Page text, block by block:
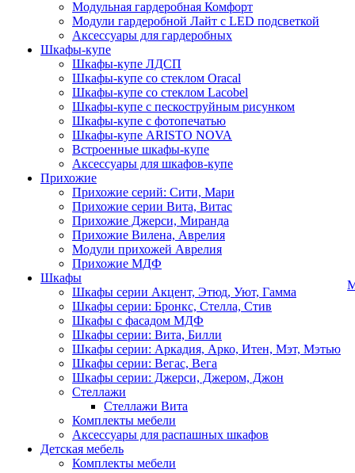
Модульная гардеробная Комфорт
Модули гардеробной Лайт с LED подсветкой
Аксессуары для гардеробных
Шкафы-купе
Шкафы-купе ЛДСП
Шкафы-купе со стеклом Oracal
Шкафы-купе со стеклом Lacobel
Шкафы-купе с пескоструйным рисунком
Шкафы-купе с фотопечатью
Шкафы-купе ARISTO NOVA
Встроенные шкафы-купе
Аксессуары для шкафов-купе
Прихожие
Прихожие серий: Сити, Мари
Прихожие серии Вита, Витас
Прихожие Джерси, Миранда
Прихожие Вилена, Аврелия
Модули прихожей Аврелия
Прихожие МДФ
Шкафы
Шкафы серии Акцент, Этюд, Уют, Гамма
Шкафы серии: Бронкс, Стелла, Стив
Шкафы с фасадом МДФ
Шкафы серии: Вита, Билли
Шкафы серии: Аркадия, Арко, Итен, Мэт, Мэтью
Шкафы серии: Вегас, Вега
Шкафы серии: Джерси, Джером, Джон
Стеллажи
Стеллажи Вита
Комплекты мебели
Аксессуары для распашных шкафов
Детская мебель
Комплекты мебели